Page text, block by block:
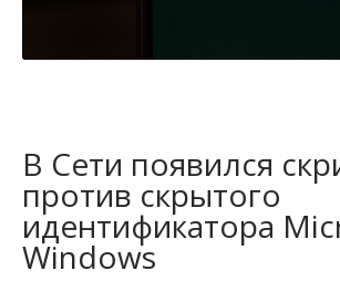
В Сети появился
против скрытого
идентификатора
Windows